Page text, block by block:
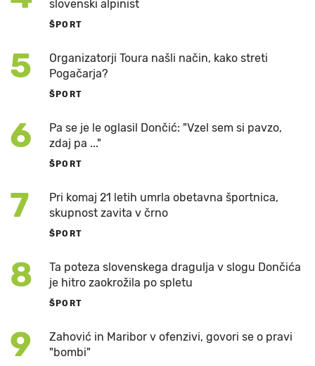
slovenski alpinist
ŠPORT
5
Organizatorji Toura našli način, kako streti
Pogačarja?
ŠPORT
6
Pa se je le oglasil Dončić: "Vzel sem si pavzo,
zdaj pa ..."
ŠPORT
7
Pri komaj 21 letih umrla obetavna športnica,
skupnost zavita v črno
ŠPORT
8
Ta poteza slovenskega dragulja v slogu Dončića
je hitro zaokrožila po spletu
ŠPORT
9
Zahović in Maribor v ofenzivi, govori se o pravi
"bombi"